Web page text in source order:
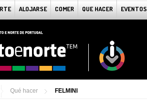
ALOJARSE COMER QUE HACER EVENTOS
Qué hacer FELMINI